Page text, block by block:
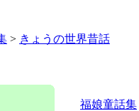
> きょうの世界昔話
福娘童話集